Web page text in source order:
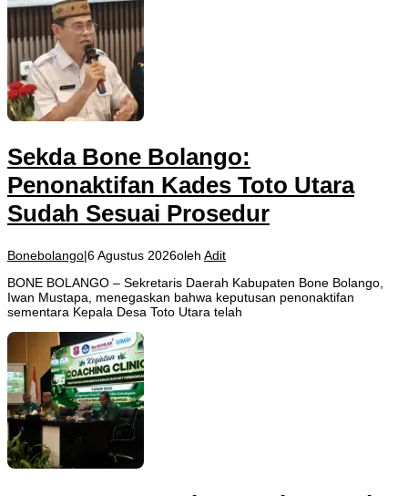
Sekda Bone Bolango:
Penonaktifan Kades Toto Utara
Sudah Sesuai Prosedur
Bonebolango|6 Agustus 2026oleh Adit
BONE BOLANGO – Sekretaris Daerah Kabupaten Bone Bolango,
Iwan Mustapa, menegaskan bahwa keputusan penonaktifan
sementara Kepala Desa Toto Utara telah